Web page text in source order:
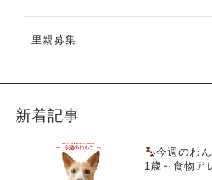
里親募集
新着記事
今週のわ
1歳～食物ア